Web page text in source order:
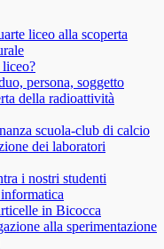
liceo alla scoperta
persona, soggetto
della radioattività
scuola-club di calcio
dei laboratori
i nostri studenti
in Bicocca
alla sperimentazione